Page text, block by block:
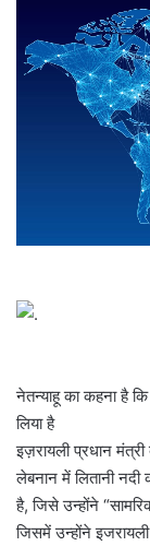
n
e
m
a
i
नेतन्याहू का कहना है
लिया है
इज़रायली प्रधान मंत्री
लेबनान में लितानी
है, जिसे उन्होंने
जिसमें उन्होंने